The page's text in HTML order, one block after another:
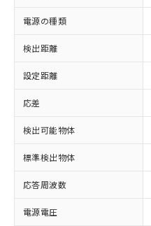
電源の種類
検出距離
設定距離
応差
検出可能物体
標準検出物体
応答周波数
電源電圧